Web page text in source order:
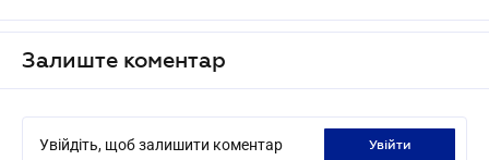
Залиште коментар
Увійдіть, щоб залишити коментар увійти